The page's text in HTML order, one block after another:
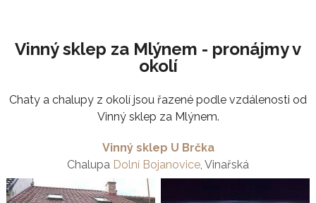
Vinný sklep za Mlýnem - pronájmy v
okolí
Chaty a chalupy z okolí jsou řazené podle vzdálenosti od
Vinný sklep za Mlýnem.
Vinný sklep U Brčka
Chalupa Dolní Bojanovice, Vinařská